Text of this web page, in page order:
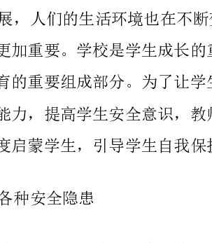
教育是学生综合素质教育的重要组成部分。为了让学生更好地学会自
我保护，增强自我保护能力，提高学生安全意识，教师需要通过品德
教师可以通过多种途径，引导学生认识各种安全隐患。比如，教